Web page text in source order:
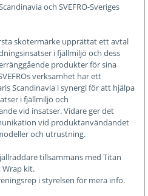
och SVEFRO-Sveriges
skotermärke upprättat ett avtal
i fjällmiljö och dess
produkter för sina
verksamhet har ett
Scandinavia i synergi för att hjälpa
i fjällmiljö och
vid insatser. Vidare ger det
vid produktanvändandet
och utrustning.
tillsammans med Titan
Wrap kit.
i styrelsen för mera info.